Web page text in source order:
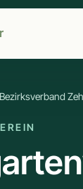
Bezirksverband